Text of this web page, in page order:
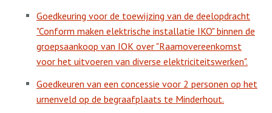
Goedkeuring voor de toewijzing van de deelopdracht
"Conform maken elektrische installatie IKO" binnen de
groepsaankoop van IOK over "Raamovereenkomst
voor het uitvoeren van diverse elektriciteitswerken".
Goedkeuren van een concessie voor 2 personen op het
urnenveld op de begraafplaats te Minderhout.